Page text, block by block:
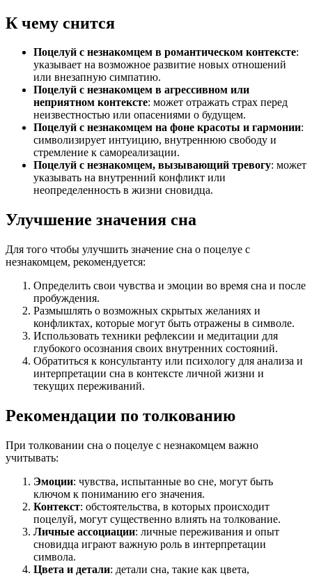
К чему снится
Поцелуй с незнакомцем в романтическом контексте:
указывает на возможное развитие новых отношений
или внезапную симпатию.
Поцелуй с незнакомцем в агрессивном или
неприятном контексте: может отражать страх перед
неизвестностью или опасениями о будущем.
Поцелуй с незнакомцем на фоне красоты и гармонии:
символизирует интуицию, внутреннюю свободу и
стремление к самореализации.
Поцелуй с незнакомцем, вызывающий тревогу: может
указывать на внутренний конфликт или
неопределенность в жизни сновидца.
Улучшение значения сна
Для того чтобы улучшить значение сна о поцелуе с
незнакомцем, рекомендуется:
Определить свои чувства и эмоции во время сна и после
пробуждения.
Размышлять о возможных скрытых желаниях и
конфликтах, которые могут быть отражены в символе.
Использовать техники рефлексии и медитации для
глубокого осознания своих внутренних состояний.
Обратиться к консультанту или психологу для анализа и
интерпретации сна в контексте личной жизни и
текущих переживаний.
Рекомендации по толкованию
При толковании сна о поцелуе с незнакомцем важно
учитывать:
Эмоции: чувства, испытанные во сне, могут быть
ключом к пониманию его значения.
Контекст: обстоятельства, в которых происходит
поцелуй, могут существенно влиять на толкование.
Личные ассоциации: личные переживания и опыт
сновидца играют важную роль в интерпретации
символа.
Цвета и детали: детали сна, такие как цвета,